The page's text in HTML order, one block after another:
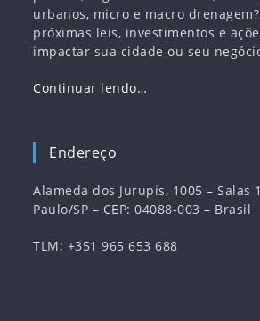
urbanos, micro e macro
próximas leis, investimentos e
impactar sua cidade ou seu
Continuar lendo…
Endereço
Alameda dos Jurupis, 1005 – Salas
Paulo/SP – CEP: 04088-003 – Brasil
TLM: +351 965 653 688